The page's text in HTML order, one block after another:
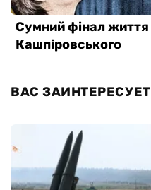
ВАС ЗАИНТЕРЕСУЕТ